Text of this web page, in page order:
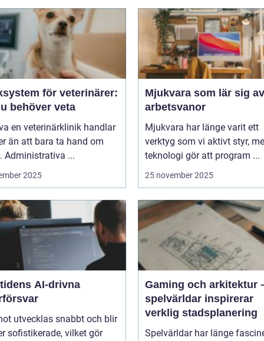
för veterinärer:
behöver veta
en veterinärklinik handlar
än att bara ta hand om
Administrativa ...
2025
Mjukvara som lär sig
arbetsvanor
Mjukvara har länge varit ett
verktyg som vi aktivt styr,
teknologi gör att program ...
25 november 2025
AI-drivna
utvecklas snabbt och blir
sofistikerade, vilket gör
Gaming och arkitektur
spelvärldar inspirerar
verklig stadsplanering
Spelvärldar har länge